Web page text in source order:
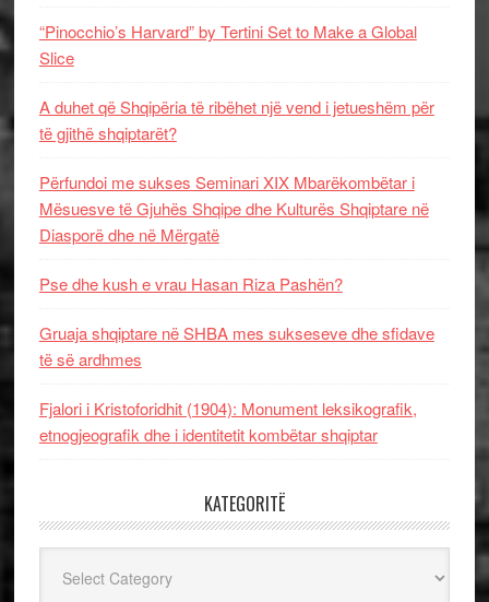
“Pinocchio’s Harvard” by Tertini Set to Make a Global
Slice
A duhet që Shqipëria të ribëhet një vend i jetueshëm për
të gjithë shqiptarët?
Përfundoi me sukses Seminari XIX Mbarëkombëtar i
Mësuesve të Gjuhës Shqipe dhe Kulturës Shqiptare në
Diasporë dhe në Mërgatë
Pse dhe kush e vrau Hasan Riza Pashën?
Gruaja shqiptare në SHBA mes sukseseve dhe sfidave
të së ardhmes
Fjalori i Kristoforidhit (1904): Monument leksikografik,
etnogjeografik dhe i identitetit kombëtar shqiptar
KATEGORITË